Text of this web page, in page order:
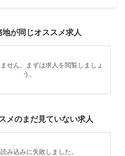
地が同じオススメ求人
せん。まずは求人を閲覧しましょ
う。
メのまだ見ていない求人
み込みに失敗しました。